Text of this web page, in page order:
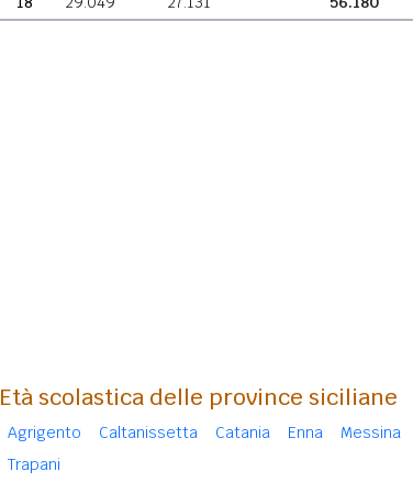
Età scolastica delle province siciliane
Agrigento Caltanissetta Catania Enna Messina
Trapani